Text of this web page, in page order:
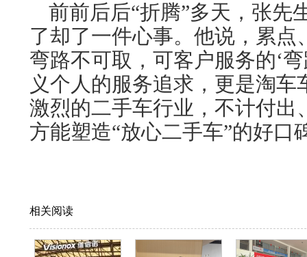
前前后后“折腾”多天，张先
了却了一件心事。他说，累点
弯路不可取，可客户服务的‘
义个人的服务追求，更是淘
激烈的二手车行业，不计付出
方能塑造“放心二手车”的好口
相关阅读